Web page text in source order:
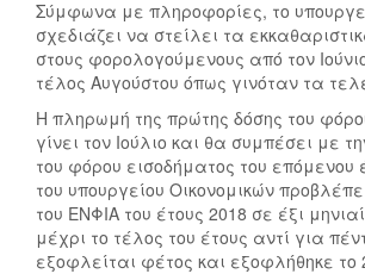
Σύμφωνα με πληροφορίες, το
σχεδιάζει να στείλει τα
στους φορολογούμενους από τον
τέλος Αυγούστου όπως γινόταν τα
Η πληρωμή της πρώτης δόσης του
γίνει τον Ιούλιο και θα συμπέσει με
του φόρου εισοδήματος του επόμενου
του υπουργείου Οικονομικών
του ΕΝΦΙΑ του έτους 2018 σε έξι
μέχρι το τέλος του έτους αντί για
εξοφλείται φέτος και εξοφλήθηκε το